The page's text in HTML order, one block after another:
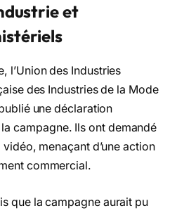
et
l’Union des Industries
des Industries de la Mode
une déclaration
campagne. Ils ont demandé
menaçant d’une action
commercial.
que la campagne aurait pu